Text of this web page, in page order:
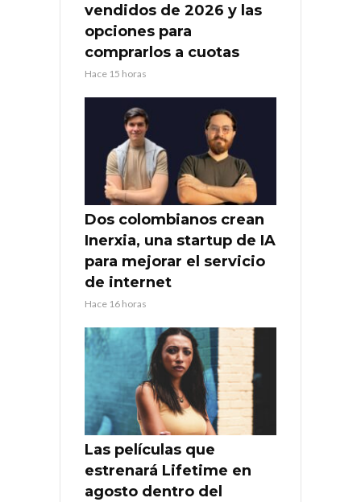
vendidos de 2026 y las
opciones para
comprarlos a cuotas
Hace 15 horas
Dos colombianos crean
Inerxia, una startup de IA
para mejorar el servicio
de internet
Hace 16 horas
Las películas que
estrenará Lifetime en
agosto dentro del